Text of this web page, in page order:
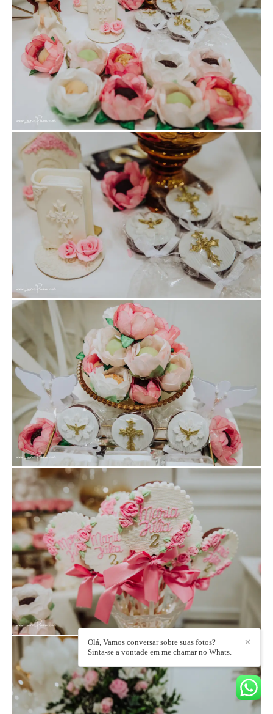
✕
Olá, Vamos conversar sobre suas fotos?
Sinta-se a vontade em me chamar no Whats.